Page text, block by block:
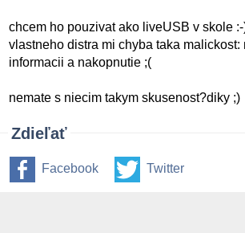
chcem ho pouzivat ako liveUSB v skole
vlastneho distra mi chyba taka malickost:
informacii a nakopnutie ;(
nemate s niecim takym skusenost?diky ;)
Zdieľať
Facebook Twitter